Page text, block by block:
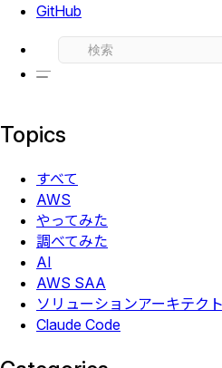
GitHub
Topics
すべて
AWS
やってみた
調べてみた
AI
AWS SAA
ソリューションアーキテクト
Claude Code